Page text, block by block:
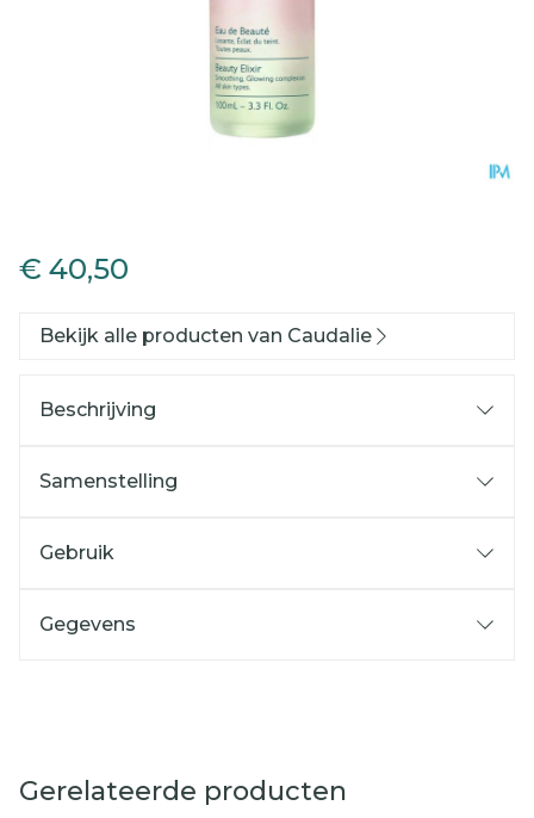
€ 40,50
Bekijk alle producten van Caudalie
Beschrijving
Samenstelling
Gebruik
Gegevens
Gerelateerde producten